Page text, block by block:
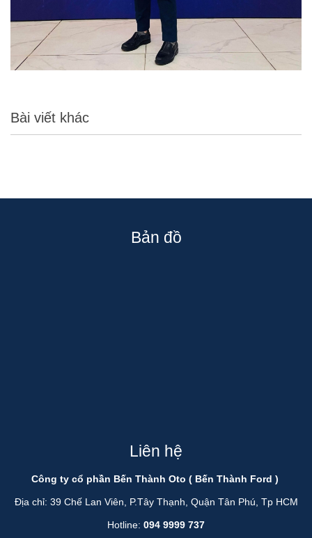
Bài viết khác
Bản đồ
Liên hệ
Công ty cổ phần Bến Thành Oto ( Bến Thành Ford )
Địa chỉ: 39 Chế Lan Viên, P.Tây Thạnh, Quận Tân Phú, Tp HCM
Hotline: 094 9999 737